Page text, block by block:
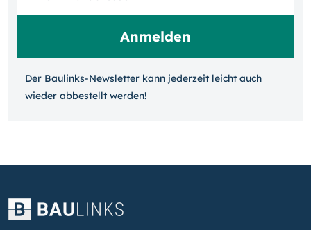
Der Baulinks-Newsletter kann jeder­zeit leicht auch
wieder ab­bestellt werden!